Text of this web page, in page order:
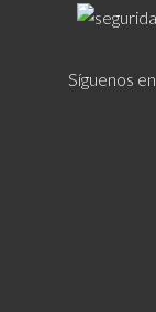
Síguenos en